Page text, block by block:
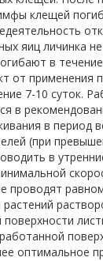
клещей
яиц личинка
в
от применения
7-10 суток.
в
в период
(при
в
проводят
растений
оптимальное